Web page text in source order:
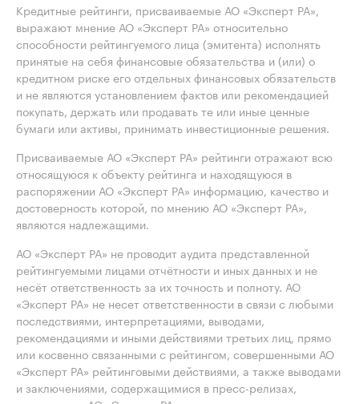
Кредитные рейтинги, присваиваемые АО «Эксперт РА»,
выражают мнение АО «Эксперт РА» относительно
способности рейтингуемого лица (эмитента) исполнять
принятые на себя финансовые обязательства и (или) о
кредитном риске его отдельных финансовых обязательств
и не являются установлением фактов или рекомендацией
покупать, держать или продавать те или иные ценные
бумаги или активы, принимать инвестиционные решения.
Присваиваемые АО «Эксперт РА» рейтинги отражают всю
относящуюся к объекту рейтинга и находящуюся в
распоряжении АО «Эксперт РА» информацию, качество и
достоверность которой, по мнению АО «Эксперт РА»,
являются надлежащими.
АО «Эксперт РА» не проводит аудита представленной
рейтингуемыми лицами отчётности и иных данных и не
несёт ответственность за их точность и полноту. АО
«Эксперт РА» не несет ответственности в связи с любыми
последствиями, интерпретациями, выводами,
рекомендациями и иными действиями третьих лиц, прямо
или косвенно связанными с рейтингом, совершенными АО
«Эксперт РА» рейтинговыми действиями, а также выводами
и заключениями, содержащимися в пресс-релизах,